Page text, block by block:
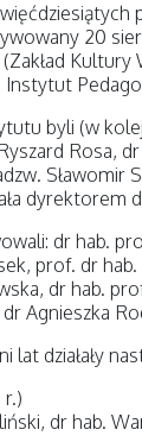
20
Instytut
byli (w
Rosa,
Sławomir
dyrektorem
dr hab.
prof. dr
dr hab.
Agnieszka
działały
r.)
dr hab.